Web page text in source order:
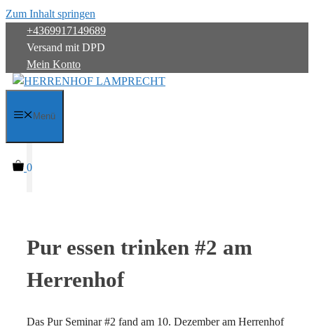
Zum Inhalt springen
+4369917149689
Versand mit DPD
Mein Konto
Menü
0
Pur essen trinken #2 am
Herrenhof
Das Pur Seminar #2 fand am 10. Dezember am Herrenhof